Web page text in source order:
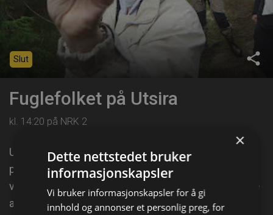
share
Slut
Fuglefolket på Utsira
kl. 14:20 på NRK 2
Ute i havet vest for Haugesund ligger Utsira, et
perfekt sted for mellomlanding for trekkfugler på
vandring. Her finnes hundrevis av fuglearter, og flere
av dem er svært sjeldne.
×
Dette nettstedet bruker
informasjonskapsler
Vi bruker informasjonskapsler for å gi
innhold og annonser et personlig preg, for